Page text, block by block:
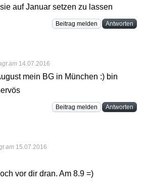
auf Januar setzen zu lassen
Beitrag melden Antworten
am 14.07.2016
mein BG in München :) bin
Beitrag melden Antworten
am 15.07.2016
vor dir dran. Am 8.9 =)